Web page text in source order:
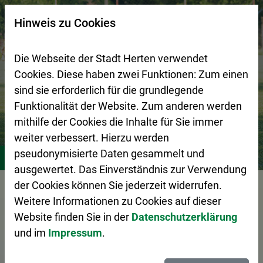
Zur Startseite (Schnelltaste 0)
Zum Seitenanfang springen (Schnelltaste A)
Zur Navigation/Menü springen (Schnelltaste M)
Zur Suche springen (Schnelltaste 8)
Zum Inhalt springen (Schnelltaste I)
Zum Fußbereich springen (Schnelltaste Z)
Stadtleben Vereine
Vorlesen
Suchseite mit Schnellsuche
Hinweis zu Cookies
Die Webseite der Stadt Herten verwendet
Cookies. Diese haben zwei Funktionen: Zum einen
sind sie erforderlich für die grundlegende
Funktionalität der Website. Zum anderen werden
mithilfe der Cookies die Inhalte für Sie immer
weiter verbessert. Hierzu werden
pseudonymisierte Daten gesammelt und
ausgewertet. Das Einverständnis zur Verwendung
der Cookies können Sie jederzeit widerrufen.
Weitere Informationen zu Cookies auf dieser
Website finden Sie in der Datenschutzerklärung
und im Impressum.